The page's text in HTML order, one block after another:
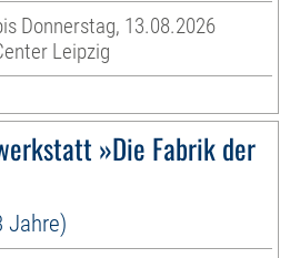
Donnerstag, 13.08.2026
Leipzig
»Die Fabrik der
Jahre)